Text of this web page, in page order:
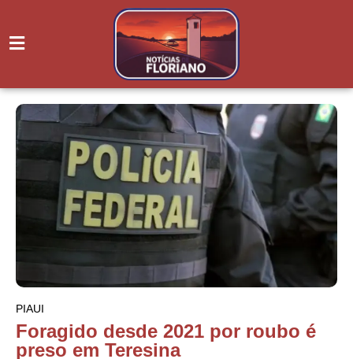
PIAUI
Foragido desde 2021 por roubo é
preso em Teresina